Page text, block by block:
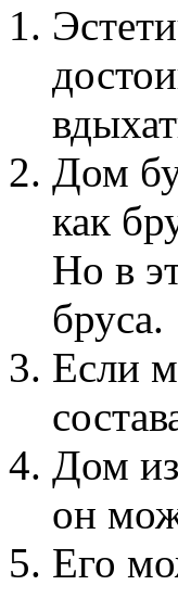
Дом
как
Но в
бруса.
Если
Дом
он
Его